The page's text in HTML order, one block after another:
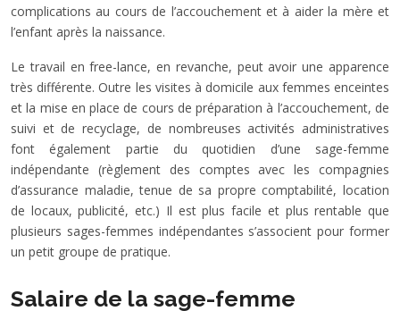
complications au cours de l’accouchement et à aider la mère et
l’enfant après la naissance.
Le travail en free-lance, en revanche, peut avoir une apparence
très différente. Outre les visites à domicile aux femmes enceintes
et la mise en place de cours de préparation à l’accouchement, de
suivi et de recyclage, de nombreuses activités administratives
font également partie du quotidien d’une sage-femme
indépendante (règlement des comptes avec les compagnies
d’assurance maladie, tenue de sa propre comptabilité, location
de locaux, publicité, etc.) Il est plus facile et plus rentable que
plusieurs sages-femmes indépendantes s’associent pour former
un petit groupe de pratique.
Salaire de la sage-femme